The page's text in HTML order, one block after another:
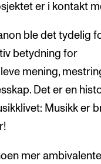
er i kontakt
ble det tydelig
betydning for
mening,
Det er en
Musikk er
mer ambivalente